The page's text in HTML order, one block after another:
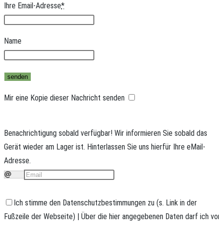
Ihre Email-Adresse*
Name
Mir eine Kopie dieser Nachricht senden
Benachrichtigung sobald verfügbar! Wir informieren Sie sobald das
Gerät wieder am Lager ist. Hinterlassen Sie uns hierfür Ihre eMail-
Adresse.
Ich stimme den Datenschutzbestimmungen zu (s. Link in der
Fußzeile der Webseite) | Über die hier angegebenen Daten darf ich